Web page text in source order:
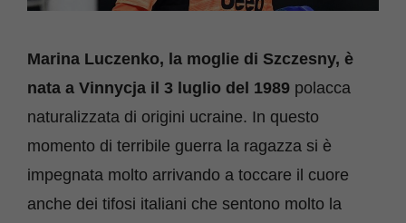
Marina Luczenko, la moglie di Szczesny, è
nata a Vinnycja il 3 luglio del 1989 polacca
naturalizzata di origini ucraine. In questo
momento di terribile guerra la ragazza si è
impegnata molto arrivando a toccare il cuore
anche dei tifosi italiani che sentono molto la